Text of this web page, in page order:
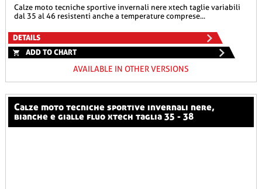
calze moto tecniche sportive invernali nere xtech taglie variabili
dal 35 al 46 resistenti anche a temperature comprese...
DETAILS
ADD TO CHART
AVAILABLE IN OTHER VERSIONS
calze moto tecniche sportive invernali nere,
bianche e gialle fluo xtech taglia 35 - 38